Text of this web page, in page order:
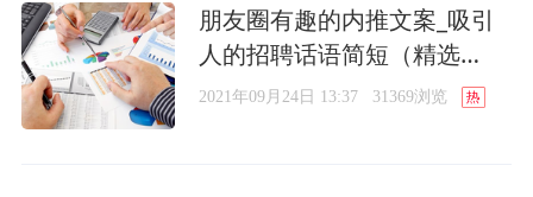
朋友圈有趣的内推文案_吸引
人的招聘话语简短（精选
20）
2021年09月24日 13:37 31369浏览